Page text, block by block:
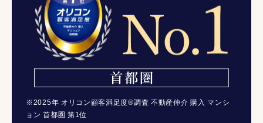
※2025年 オリコン顧客満足度®調査 不動産仲介 購入 マンシ
ョン 首都圏 第1位